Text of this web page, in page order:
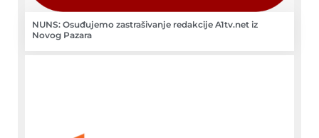
NUNS: Osuđujemo zastrašivanje redakcije A1tv.net iz
Novog Pazara